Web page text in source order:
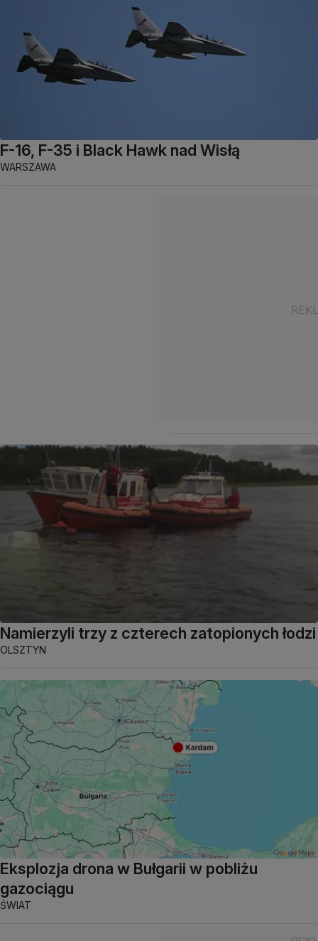
F-16, F-35 i Black Hawk nad Wisłą
WARSZAWA
Namierzyli trzy z czterech zatopionych łodzi
OLSZTYN
Eksplozja drona w Bułgarii w pobliżu
gazociągu
ŚWIAT